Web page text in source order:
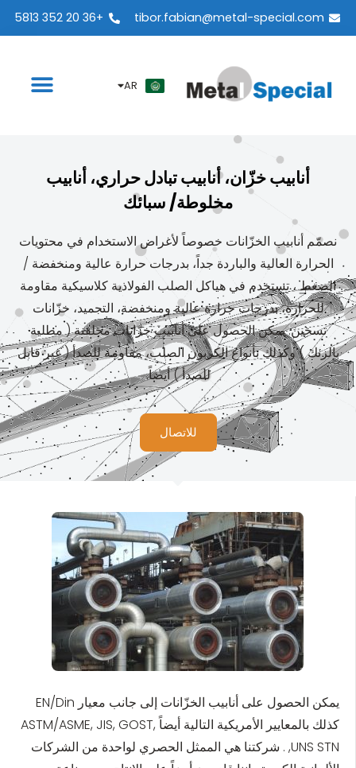
tibor.fabian@metal-special.com
+36 20 352 5813
AR
ES
PT
ZH
أنابيب خزّان، أنابيب تبادل حراري، أنابيب
مخلوطة/ سبائك
نصمّم أنابيب الخزّانات خصوصاً لأغراض الاستخدام في محتويات
الحرارة العالية والباردة جداً، بدرجات حرارة عالية ومنخفضة /
الضغط ، تستخدم في هياكل الصلب الفولاذية كلاسيكية مقاومة
للحرارة، بدرجات حرارة عالية ومنخفضة، التجميد، خزّانات
تسخين. يمكن الحصول على أنابيب خزّانات مجلفنة ( مطلية
بالزنك ) وكذلك بأنواع الكربون الصلب، مقاومة للصدأ ( غير قابل
للصدأ ) أيضاً.
للاتصال
يمكن الحصول على أنابيب الخزّانات إلى جانب معيار EN/Din
كذلك بالمعايير الأمريكية التالية أيضاً ASTM/ASME, JIS, GOST,
UNS STN, . شركتنا هي الممثل الحصري لواحدة من الشركات